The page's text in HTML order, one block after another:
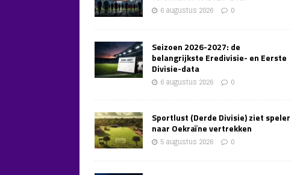
6 augustus 2026 0
Seizoen 2026-2027: de
belangrijkste Eredivisie- en Eerste
Divisie-data
6 augustus 2026 0
Sportlust (Derde Divisie) ziet speler
naar Oekraïne vertrekken
5 augustus 2026 0